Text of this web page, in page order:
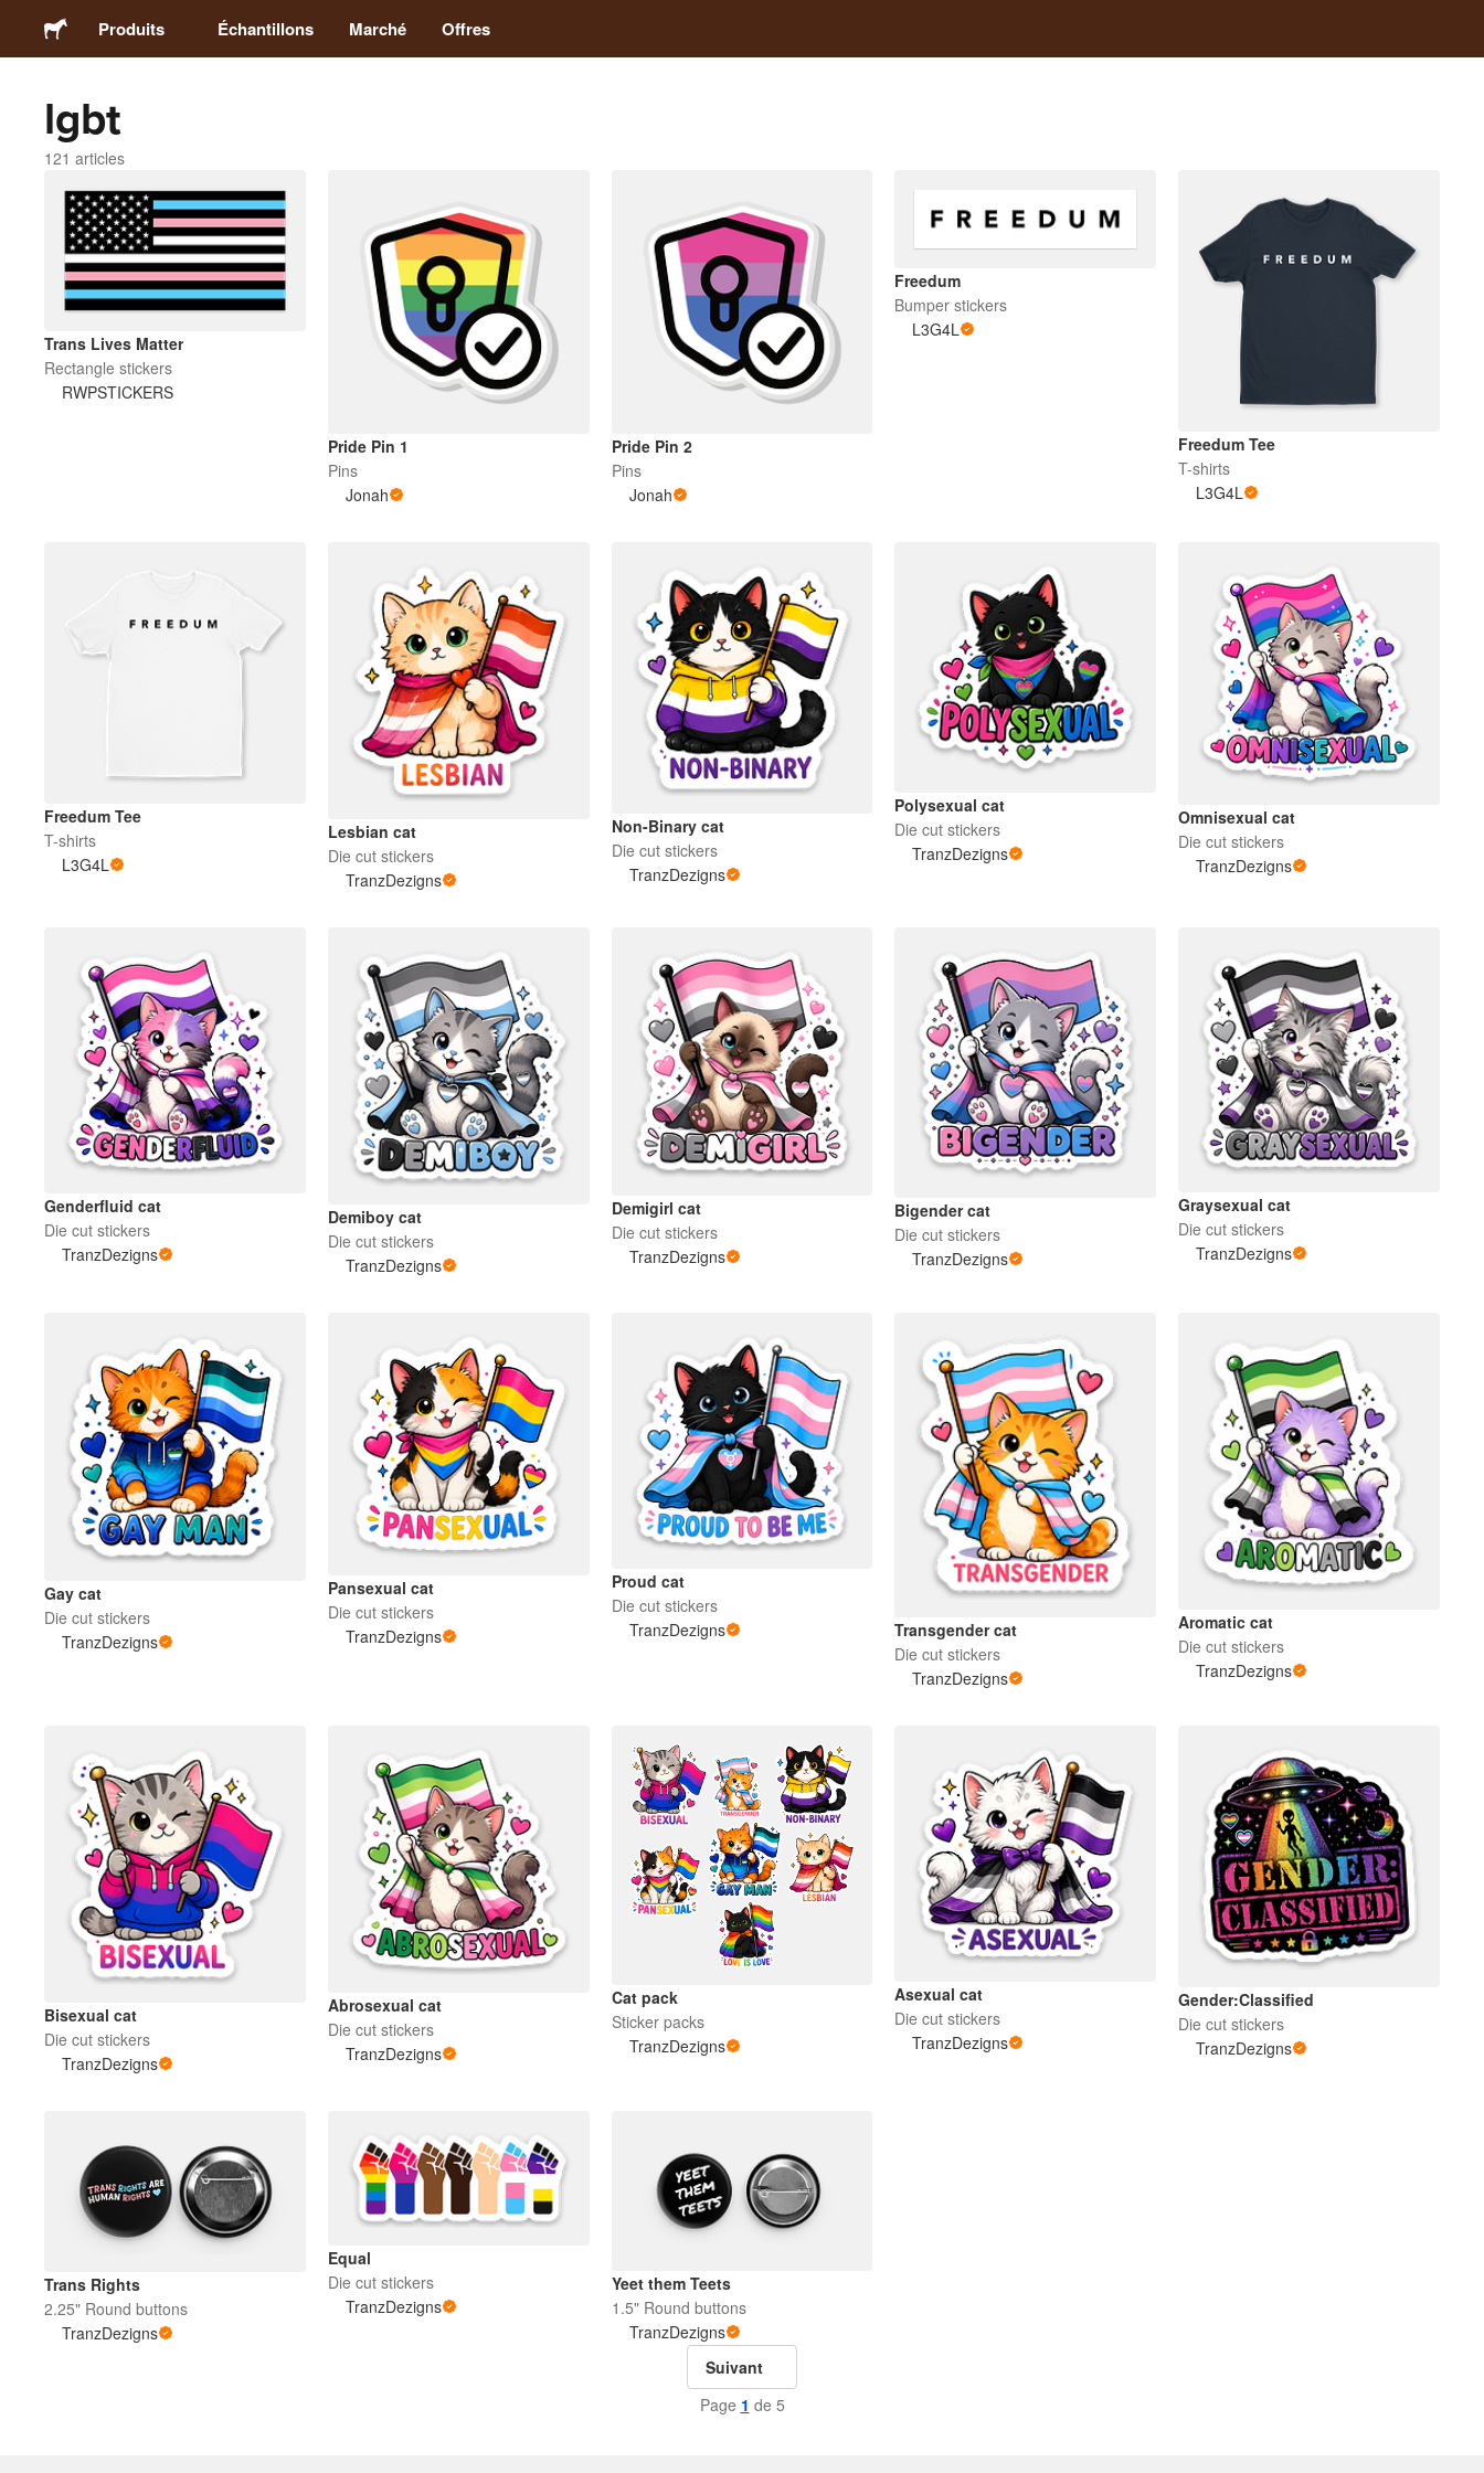
Produits
Magnets
Badges
Emballage
Échantillons
Échantillons Marché Offres
lgbt
121 articles
Trans Lives Matter
Rectangle stickers
RWPSTICKERS
Pride Pin 1
Pins
Jonah
Pride Pin 2
Pins
Jonah
Freedum
Bumper stickers
L3G4L
Freedum Tee
T-shirts
L3G4L
Freedum Tee
T-shirts
L3G4L
Lesbian cat
Die cut stickers
TranzDezigns
Non-Binary cat
Die cut stickers
TranzDezigns
Polysexual cat
Die cut stickers
TranzDezigns
Omnisexual cat
Die cut stickers
TranzDezigns
Genderfluid cat
Die cut stickers
TranzDezigns
Demiboy cat
Die cut stickers
TranzDezigns
Demigirl cat
Die cut stickers
TranzDezigns
Bigender cat
Die cut stickers
TranzDezigns
Graysexual cat
Die cut stickers
TranzDezigns
Gay cat
Die cut stickers
TranzDezigns
Pansexual cat
Die cut stickers
TranzDezigns
Proud cat
Die cut stickers
TranzDezigns
Transgender cat
Die cut stickers
TranzDezigns
Aromatic cat
Die cut stickers
TranzDezigns
Bisexual cat
Die cut stickers
TranzDezigns
Abrosexual cat
Die cut stickers
TranzDezigns
Cat pack
Sticker packs
TranzDezigns
Asexual cat
Die cut stickers
TranzDezigns
Gender:Classified
Die cut stickers
TranzDezigns
Trans Rights
2.25" Round buttons
TranzDezigns
Equal
Die cut stickers
TranzDezigns
Yeet them Teets
1.5" Round buttons
TranzDezigns
Suivant
Page 1 de 5